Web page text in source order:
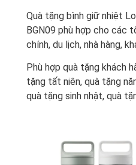
Quà tặng bình giữ nhiệt
BGN09 phù hợp cho các
chính, du lịch, nhà hàng,
Phù hợp quà tặng khách
tặng tất niên, quà tặng
quà tặng sinh nhật, quà